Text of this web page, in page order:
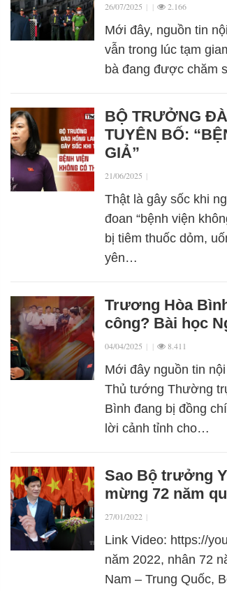
26/07/2025 | | 2.166
Mới đây, nguồn tin
vẫn trong lúc tạm
bà đang được chăm
BỘ TRƯỞNG
TUYÊN BỐ:
GIẢ”
21/06/2025 |
Thật là gây sốc khi
đoan “bệnh viện
bị tiêm thuốc dỏm,
yên…
Trương Hòa
công? Bài học
04/04/2025 | | 8.411
Mới đây nguồn tin
Thủ tướng Thường
Bình đang bị đồng
lời cảnh tỉnh cho…
Sao Bộ trưởng
mừng 72 năm
27/01/2022 |
Link Video: https://
năm 2022, nhân 72
Nam – Trung Quốc,